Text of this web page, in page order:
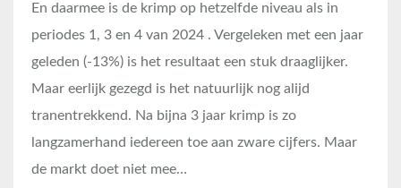
En daarmee is de krimp op hetzelfde niveau als in
periodes 1, 3 en 4 van 2024 . Vergeleken met een jaar
geleden (-13%) is het resultaat een stuk draaglijker.
Maar eerlijk gezegd is het natuurlijk nog alijd
tranentrekkend. Na bijna 3 jaar krimp is zo
langzamerhand iedereen toe aan zware cijfers. Maar
de markt doet niet mee…